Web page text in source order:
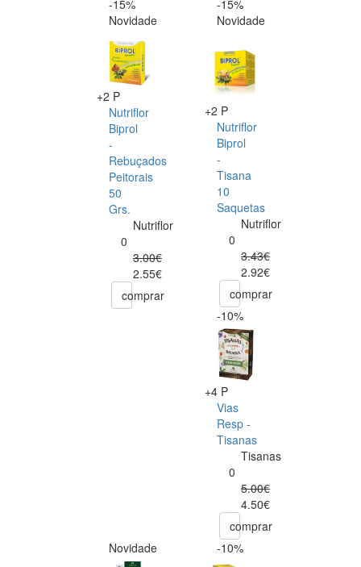
-15%
Novidade
+2 P
Nutriflor
Biprol
-
Rebuçados
Peitorais
50
Grs.
Nutriflor
0
3.00€
2.55€
comprar
-15%
Novidade
+2 P
Nutriflor
Biprol
-
Tisana
10
Saquetas
Nutriflor
0
3.43€
2.92€
comprar
-10%
+4 P
Vias
Resp -
Tisanas
Tisanas
0
5.00€
4.50€
comprar
Novidade
-10%